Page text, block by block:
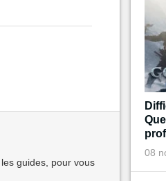
guides, pour vous
08